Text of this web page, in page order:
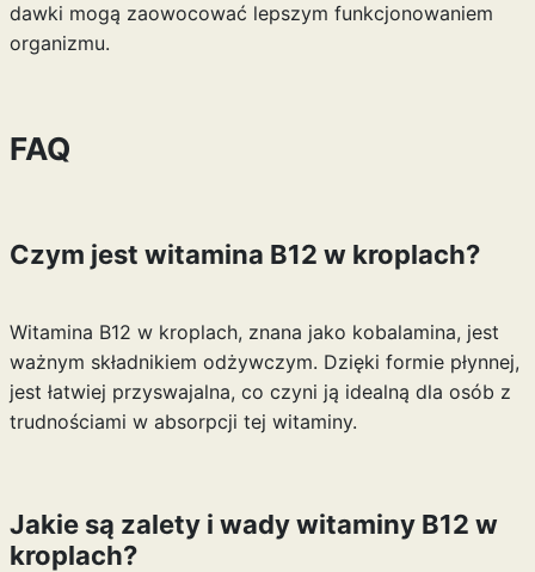
dawki mogą zaowocować lepszym funkcjonowaniem
organizmu.
FAQ
Czym jest witamina B12 w kroplach?
Witamina B12 w kroplach, znana jako kobalamina, jest
ważnym składnikiem odżywczym. Dzięki formie płynnej,
jest łatwiej przyswajalna, co czyni ją idealną dla osób z
trudnościami w absorpcji tej witaminy.
Jakie są zalety i wady witaminy B12 w
kroplach?